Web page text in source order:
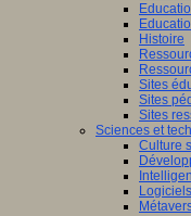
Histoire
Sites
Sites
Sites
Sciences et
Culture